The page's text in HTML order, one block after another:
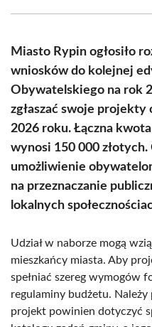
(Twitter)
Miasto Rypin ogłosiło
wniosków do kolejnej
Obywatelskiego na rok
zgłaszać swoje projekty
2026 roku. Łączna
wynosi 150 000
umożliwienie
na przeznaczanie
lokalnych
Udział w naborze mogą
mieszkańcy miasta. Aby
spełniać szereg wymogów
regulaminy budżetu. Należy
projekt powinien dotyczyć